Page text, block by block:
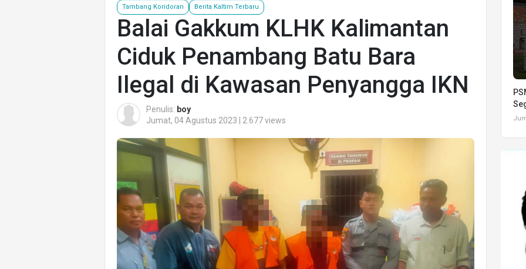
Tambang Koridoran Berita Kaltim Terbaru
Balai Gakkum KLHK Kalimantan
Ciduk Penambang Batu Bara
Ilegal di Kawasan Penyangga IKN
Penulis: boy
Jumat, 04 Agustus 2023 | 2.677 views